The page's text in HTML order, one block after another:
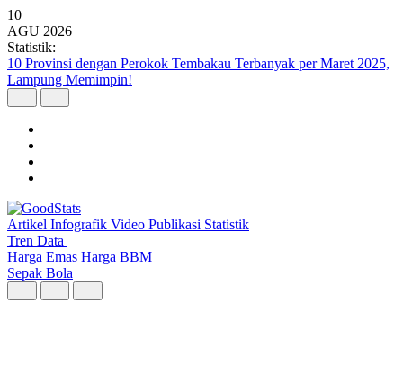
10
AGU 2026
Statistik:
10 Isu yang Melatarbelakangi Pelanggaran Kebebasan Berekspresi
Digital Triwulan II 2026
Artikel Infografik Video Publikasi Statistik
Tren Data
Harga Emas Harga BBM
Sepak Bola